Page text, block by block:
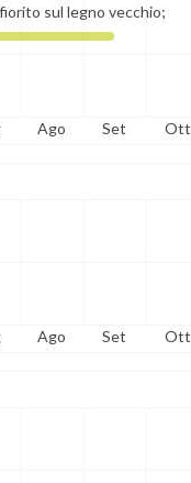
sul legno vecchio;
Ago Set Ott
Ago Set Ott